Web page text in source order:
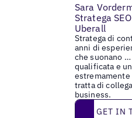
Sara
Stratega
Uberall
Stratega di
anni di
che suonano
qualificata e
estremamente
tratta di
business.
Get in touch
GET IN